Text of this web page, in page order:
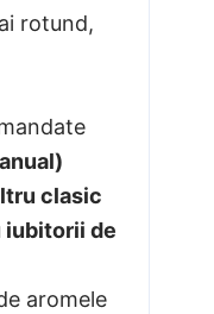
rotund,
clasic
iubitorii de
aromele